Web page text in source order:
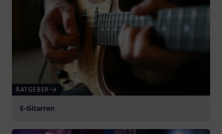
RATGEBER
E-Gitarren